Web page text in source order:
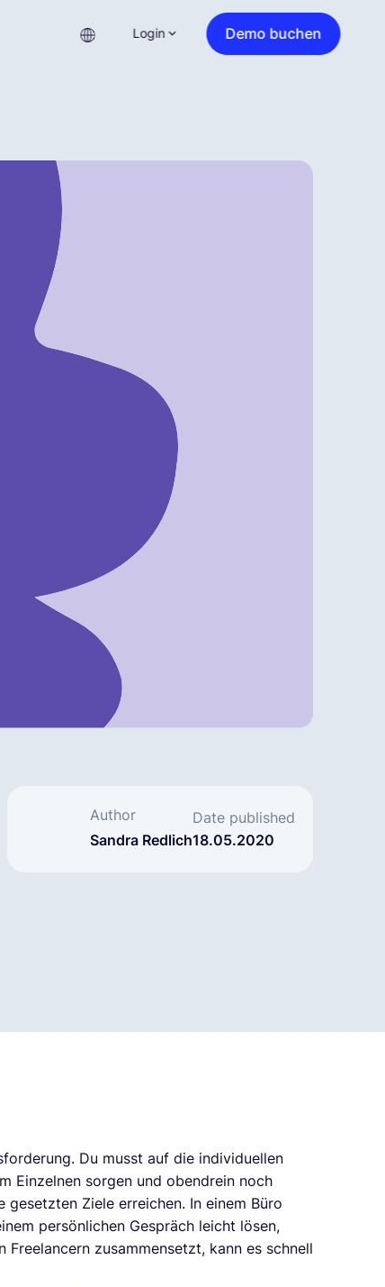
Author
Sandra Redlich
Date published
18.05.2020
Login Demo buchen
Du musst auf die individuellen
Einzelnen sorgen und obendrein noch
Ziele erreichen. In einem Büro
persönlichen Gespräch leicht lösen,
zusammensetzt, kann es schnell